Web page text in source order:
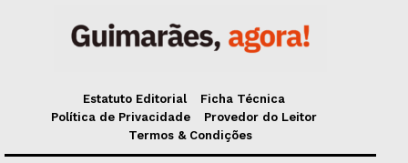
Estatuto Editorial
Ficha Técnica
Política de Privacidade
Provedor do Leitor
Termos & Condições